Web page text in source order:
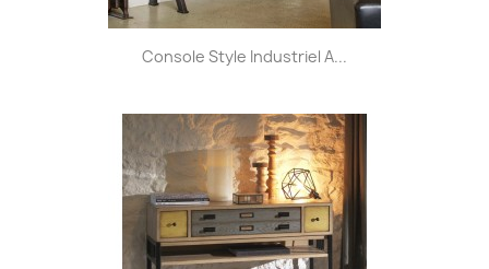
Console Style Industriel A...